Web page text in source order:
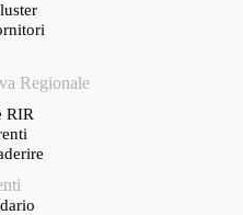
Regionale
RIR